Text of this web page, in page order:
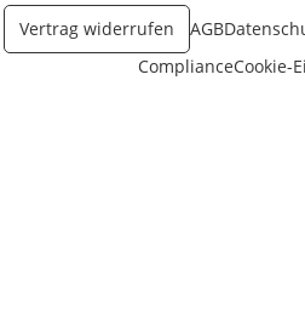
Vertrag widerrufen AGB
ComplianceCookie-